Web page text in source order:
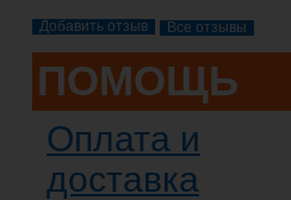
Все отзывы
ПОМОЩЬ
Оплата и
доставка